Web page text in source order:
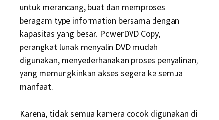
untuk merancang, buat dan memproses
beragam type information bersama dengan
kapasitas yang besar. PowerDVD Copy,
perangkat lunak menyalin DVD mudah
digunakan, menyederhanakan proses penyalinan,
yang memungkinkan akses segera ke semua
manfaat.
Karena, tidak semua kamera cocok digunakan di